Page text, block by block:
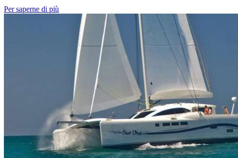
Per saperne di più